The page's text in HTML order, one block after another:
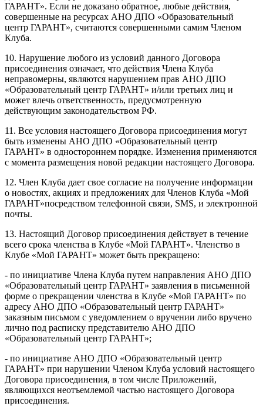
ГАРАНТ». Если не доказано обратное, любые действия,
совершенные на ресурсах АНО ДПО «Образовательный
центр ГАРАНТ», считаются совершенными самим Членом
Клуба.
10. Нарушение любого из условий данного Договора
присоединения означает, что действия Члена Клуба
неправомерны, являются нарушением прав АНО ДПО
«Образовательный центр ГАРАНТ» и/или третьих лиц и
может влечь ответственность, предусмотренную
действующим законодательством РФ.
11. Все условия настоящего Договора присоединения могут
быть изменены АНО ДПО «Образовательный центр
ГАРАНТ» в одностороннем порядке. Изменения применяются
с момента размещения новой редакции настоящего Договора.
12. Член Клуба дает свое согласие на получение информации
о новостях, акциях и предложениях для Членов Клуба «Мой
ГАРАНТ»посредством телефонной связи, SMS, и электронной
почты.
13. Настоящий Договор присоединения действует в течение
всего срока членства в Клубе «Мой ГАРАНТ». Членство в
Клубе «Мой ГАРАНТ» может быть прекращено:
- по инициативе Члена Клуба путем направления АНО ДПО
«Образовательный центр ГАРАНТ» заявления в письменной
форме о прекращении членства в Клубе «Мой ГАРАНТ» по
адресу АНО ДПО «Образовательный центр ГАРАНТ»
заказным письмом с уведомлением о вручении либо вручено
лично под расписку представителю АНО ДПО
«Образовательный центр ГАРАНТ»;
- по инициативе АНО ДПО «Образовательный центр
ГАРАНТ» при нарушении Членом Клуба условий настоящего
Договора присоединения, в том числе Приложений,
являющихся неотъемлемой частью настоящего Договора
присоединения.